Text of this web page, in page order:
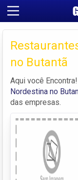
no Butantã
Aqui você
Nordestina no
das empresas.